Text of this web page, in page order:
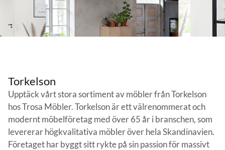
Torkelson
Upptäck vårt stora sortiment av möbler från Torkelson
hos Trosa Möbler. Torkelson är ett välrenommerat och
modernt möbelföretag med över 65 år i branschen, som
levererar högkvalitativa möbler över hela Skandinavien.
Företaget har byggt sitt rykte på sin passion för massivt